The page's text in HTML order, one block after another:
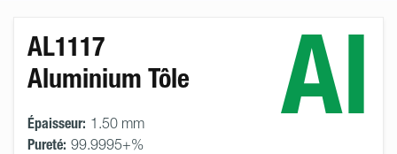
Al
AL1117
Aluminium Tôle
Épaisseur: 1.50 mm
Pureté: 99.9995+%